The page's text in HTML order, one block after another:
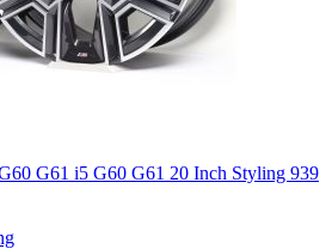
G61 i5 G60 G61 20 Inch Styling 939